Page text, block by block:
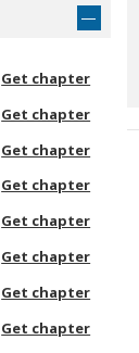
Get chapter
Get chapter
Get chapter
Get chapter
Get chapter
Get chapter
Get chapter
Get chapter